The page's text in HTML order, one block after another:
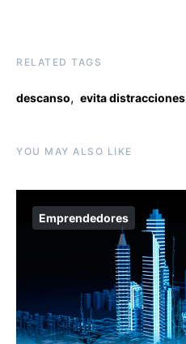
RELATED TAGS
descanso, evita distracciones
YOU MAY ALSO LIKE
Emprendedores